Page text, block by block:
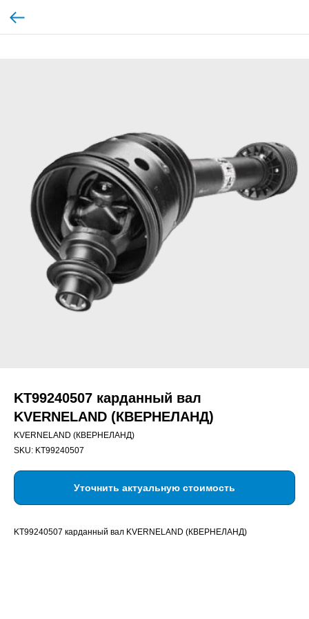
KT99240507 карданный вал
KVERNELAND (КВЕРНЕЛАНД)
KVERNELAND (КВЕРНЕЛАНД)
SKU: KT99240507
Уточнить актуальную стоимость
KT99240507 карданный вал KVERNELAND (КВЕРНЕЛАНД)